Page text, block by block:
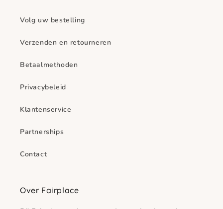
Volg uw bestelling
Verzenden en retourneren
Betaalmethoden
Privacybeleid
Klantenservice
Partnerships
Contact
Over Fairplace